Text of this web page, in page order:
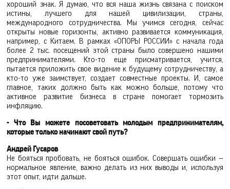
хороший знак. Я думаю, что вся наша жизнь связана с поиском
истины, лучшего для нашей цивилизации, страны,
международного сотрудничества. Мы учимся сегодня, сейчас
открыты новые горизонты, активно развивается коммуникация,
например, с Китаем. В рамках «ОПОРЫ РОССИИ» с начала года
более 2 тыс. посещений этой страны было совершено нашими
предпринимателями. Кто-то еще присматривается, учится,
пытается приложить свое видение к будущему сотрудничеству, а
кто-то уже заимствует, создает совместные проекты. И, самое
главное, таких должно быть как можно больше, потому что
активное развитие бизнеса в стране помогает тормозить
инфляцию.
- Что Вы можете посоветовать молодым предпринимателям,
которые только начинают свой путь?
Андрей Гусаров
Не бояться пробовать, не бояться ошибок. Совершать ошибки —
нормальное явление, важно делать из них выводы и, используя
этот опыт, идти дальше.